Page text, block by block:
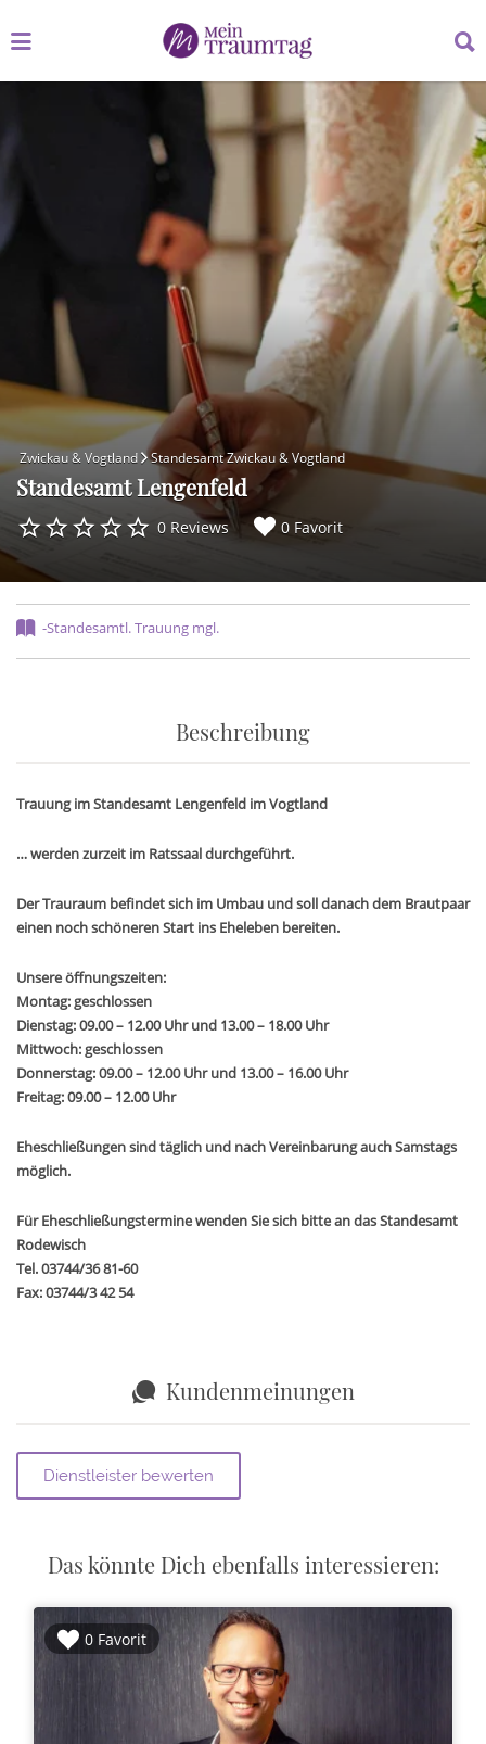
nach:
nach:
Zwickau & Vogtland Standesamt Zwickau & Vogtland
Standesamt Lengenfeld
0 Reviews 0 Favorit
-Standesamtl. Trauung mgl.
Beschreibung
Trauung im Standesamt Lengenfeld im Vogtland
… werden zurzeit im Ratssaal durchgeführt.
Der Trauraum befindet sich im Umbau und soll danach dem Brautpaar
einen noch schöneren Start ins Eheleben bereiten.
Unsere öffnungszeiten:
Montag: geschlossen
Dienstag: 09.00 – 12.00 Uhr und 13.00 – 18.00 Uhr
Mittwoch: geschlossen
Donnerstag: 09.00 – 12.00 Uhr und 13.00 – 16.00 Uhr
Freitag: 09.00 – 12.00 Uhr
Eheschließungen sind täglich und nach Vereinbarung auch Samstags
möglich.
Für Eheschließungstermine wenden Sie sich bitte an das Standesamt
Rodewisch
Tel. 03744/36 81-60
Fax: 03744/3 42 54
Kundenmeinungen
Das könnte Dich ebenfalls interessieren:
0 Favorit